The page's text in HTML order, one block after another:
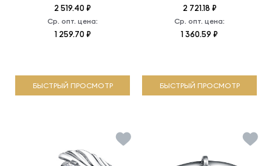
2 519.40 ₽
Ср. опт. цена:
1 259.70 ₽
БЫСТРЫЙ ПРОСМОТР
2 721.18 ₽
Ср. опт. цена:
1 360.59 ₽
БЫСТРЫЙ ПРОСМОТР